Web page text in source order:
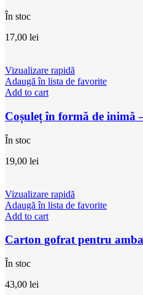
În stoc
17,00 lei
Vizualizare rapidă
Adaugă în lista de favorite
Add to cart
Coșuleț în formă de inimă
În stoc
19,00 lei
Vizualizare rapidă
Adaugă în lista de favorite
Add to cart
Carton gofrat pentru
În stoc
43,00 lei